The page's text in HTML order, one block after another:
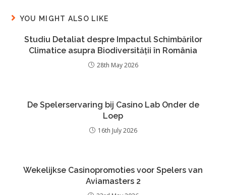
YOU MIGHT ALSO LIKE
Studiu Detaliat despre Impactul Schimbărilor
Climatice asupra Biodiversității în România
28th May 2026
De Spelerservaring bij Casino Lab Onder de
Loep
16th July 2026
Wekelijkse Casinopromoties voor Spelers van
Aviamasters 2